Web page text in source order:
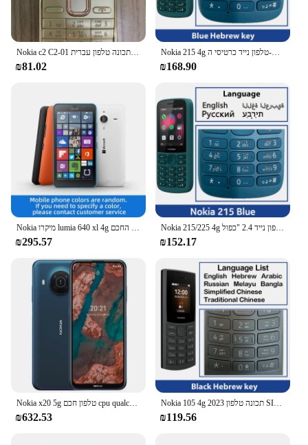
₪81.02
Nokia 215 4g טלפון נייד כרטיסי ה-SIM כפול 2.4 אינץ אלחוטי 1150mah זמן המתנה תכונה טלפון עם מקלדת hebrew מקלדת
₪168.90
₪295.57
Nokia 215/225 4g טלפון נייד 2.4 "כפול sim bluetetete fm רדיו 1150mah standby taymah hebrew מקלדת טלפון מקלדת hebrew מקלדת
₪152.17
₪632.53
Nokia 105 4g 2023 תכונה טלפון SIM כפול 1.8 "Bluetet' 5.0 1450mah סוללה fm שיחת טלפון dumn לוח מקשים זמין
₪119.56